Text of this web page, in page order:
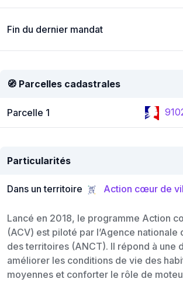
Fin du dernier mandat
🧭 Parcelles cadastrales
Parcelle 1
Particularités
Dans un territoire Action cœur de
Lancé en 2018, le programme Action
(ACV) est piloté par l’Agence nationale
des territoires (ANCT). Il répond à une
améliorer les conditions de vie des
moyennes et conforter le rôle de